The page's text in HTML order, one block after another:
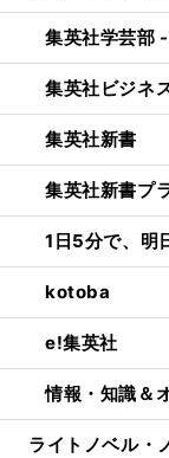
集英社学芸部
集英社ビジネ
集英社新書
集英社新書プ
1日5分で、明
kotoba
e!集英社
情報・知識＆
ライトノベル・